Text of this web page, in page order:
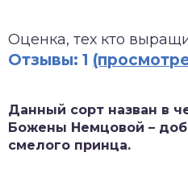
Оценка, тех кто
Отзывы: 1
Данный сорт назван в
Божены Немцовой –
смелого принца.